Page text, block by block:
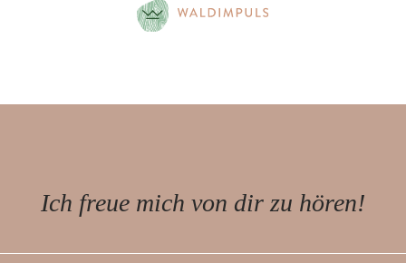
Ich freue mich von dir zu hören!